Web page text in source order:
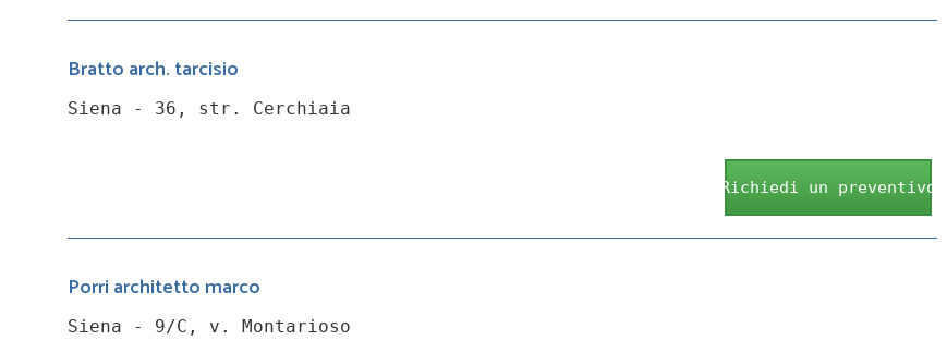
Bratto arch. tarcisio
Siena - 36, str. Cerchiaia
Richiedi un preventivo
Porri architetto marco
Siena - 9/C, v. Montarioso